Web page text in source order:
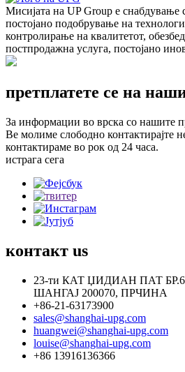
Мисијата на UP Group е снабдување
постојано подобрување на
контролирање на квалитетот,
постпродажна услуга, постојано
претплатете се на
За информации во врска со нашите
Ве молиме слободно контактирајте
контактираме во рок од 24 часа.
истрага сега
контакт us
23-ти КАТ ЏИДИАН ПАТ
ШАНГАЈ 200070, ПРЧИНА
+86-21-63173900
sales@shanghai-upg.com
huangwei@shanghai-upg.com
louise@shanghai-upg.com
+86 13916136366